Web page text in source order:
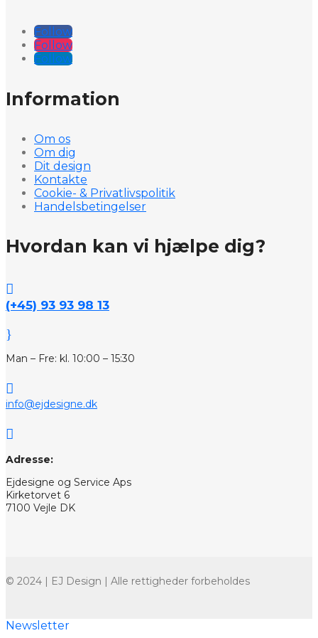
Follow
Follow
Follow
Information
Om os
Om dig
Dit design
Kontakte
Cookie- & Privatlivspolitik
Handelsbetingelser
Hvordan kan vi hjælpe dig?

(+45) 93 93 98 13
}
Man – Fre: kl. 10:00 – 15:30

info@ejdesigne.dk

Adresse:
Ejdesigne og Service Aps
Kirketorvet 6
7100 Vejle DK
© 2024 | EJ Design | Alle rettigheder forbeholdes
Newsletter